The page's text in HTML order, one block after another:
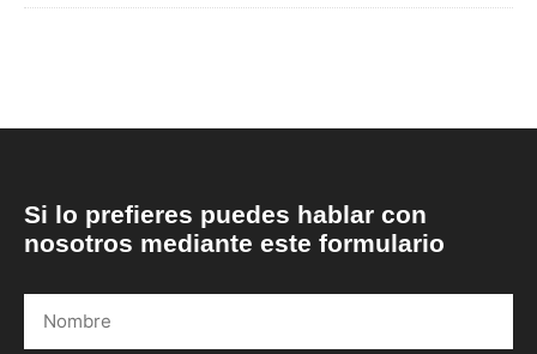
Si lo prefieres puedes hablar con
nosotros mediante este formulario